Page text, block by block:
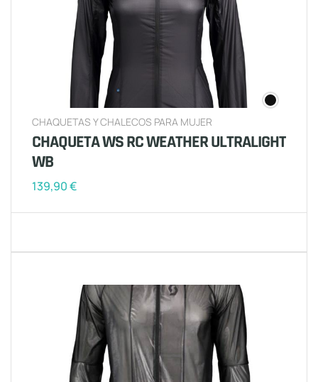
CHAQUETAS Y CHALECOS PARA MUJER
CHAQUETA WS RC WEATHER ULTRALIGHT
WB
139,90€